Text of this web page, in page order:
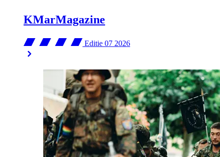
KMarMagazine
Editie 07 2026